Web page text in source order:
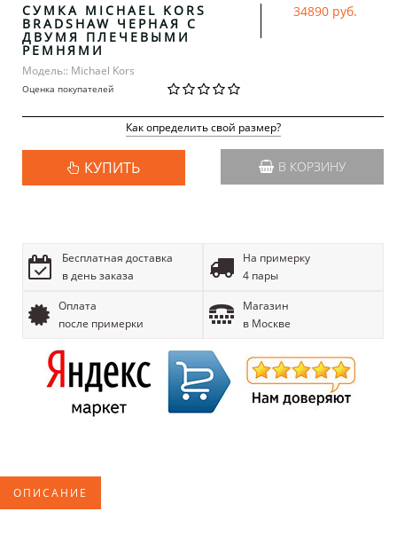
CУМКА MICHAEL KORS
BRADSHAW ЧЕРНАЯ С
ДВУМЯ ПЛЕЧЕВЫМИ
РЕМНЯМИ
Модель:: Michael Kors
Оценка покупателей
34890 руб.
Как определить свой размер?
КУПИТЬ В КОРЗИНУ
Бесплатная доставка
в день заказа
На примерку
4 пары
Оплата
после примерки
Магазин
в Москве
ОПИСАНИЕ